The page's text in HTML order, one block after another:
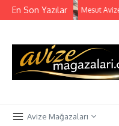
İçeriğe atla
En Son Yazılar Mesut
Avize Mağazaları